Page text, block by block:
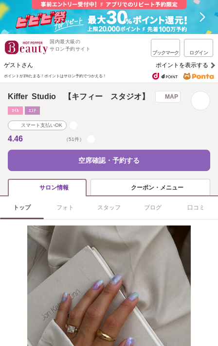
国内最大級の
サロン予約サイト
ブックマーク ログイン
ゲストさん ポイントを表示する
ポイントが1%たまる！ ポイントはサロン予約でつかえる！
Kiffer Studio 【キフィー スタジオ】 MAP
ﾈｲﾙ ｴｽﾃ
スマート支払いOK
4.46 （51件）
空席確認・予約する
サロン情報 クーポン・メニュー
トップ フォト スタッフ ブログ 口コミ